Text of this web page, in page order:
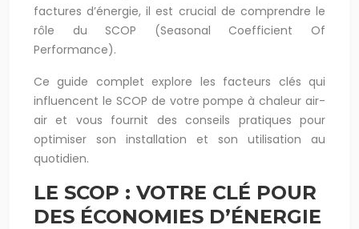
factures d’énergie, il est crucial de comprendre le
rôle du SCOP (Seasonal Coefficient Of
Performance).
Ce guide complet explore les facteurs clés qui
influencent le SCOP de votre pompe à chaleur air-
air et vous fournit des conseils pratiques pour
optimiser son installation et son utilisation au
quotidien.
LE SCOP : VOTRE CLÉ POUR
DES ÉCONOMIES D’ÉNERGIE